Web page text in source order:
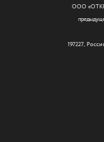
ООО
197227,